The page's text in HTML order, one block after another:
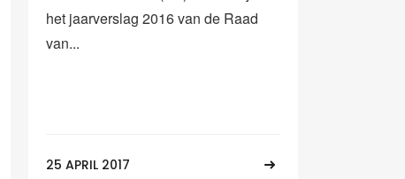
het jaarverslag 2016 van de Raad
van...
25 APRIL 2017